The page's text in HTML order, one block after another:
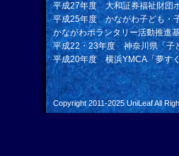
平成27年度 大和証券福祉財団
平成25年度 かながわ子ども・
かながわボランタリー活動推進
平成22・23年度 神奈川県「子
平成20年度 横浜YMCA「夢す
Copyright 2011-2025 UniLeafAll